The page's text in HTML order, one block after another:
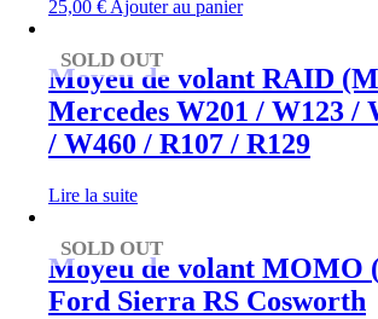
25,00 € Ajouter au panier
SOLD OUT
Moyeu de volant RAID
Mercedes W201 / W123 /
/ W460 / R107 / R129
Lire la suite
SOLD OUT
Moyeu de volant MOMO
Ford Sierra RS Cosworth